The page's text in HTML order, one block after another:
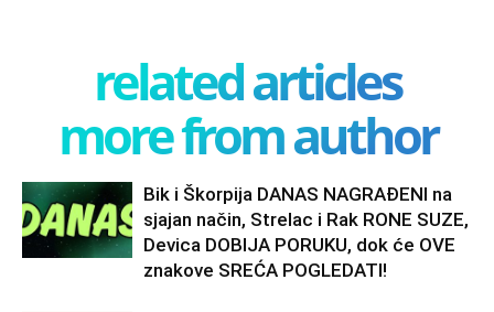
related articles
more from author
Bik i Škorpija DANAS NAGRAĐENI na
sjajan način, Strelac i Rak RONE SUZE,
Devica DOBIJA PORUKU, dok će OVE
znakove SREĆA POGLEDATI!